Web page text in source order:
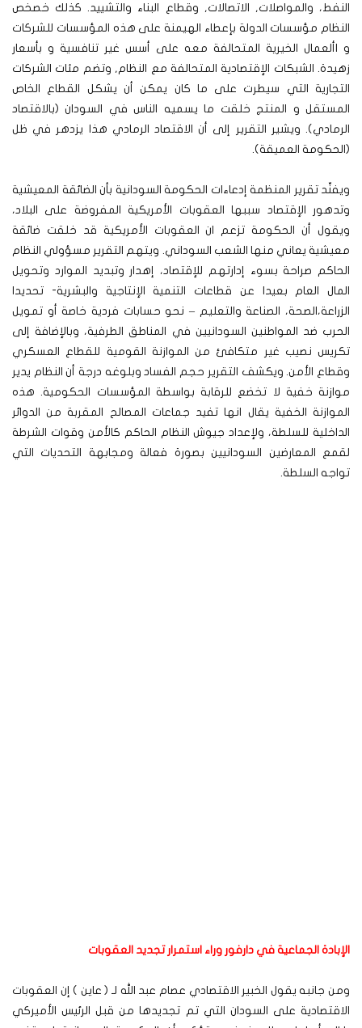
النفط، والمواصلات, الاتصالات, وقطاع البناء والتشييد. كذلك خصخص
النظام مؤسسات الدولة بإعطاء الهيمنة على هذه المؤسسات للشركات
و األعمال الخيرية المتحالفة معه على أسس غير تنافسية و بأسعار
زهيدة. الشبكات الإقتصادية المتحالفة مع النظام, وتضم مئات الشركات
التجارية التي سيطرت على ما كان يمكن أن يشكل القطاع الخاص
المستقل و المنتج خلقت ما يسميه الناس في السودان (بالاقتصاد
الرمادي). ويشير التقرير إلى أن الاقتصاد الرمادي هذا يزدهر في ظل
(الحكومة العميقة).
ويفنِّد تقرير المنظمة إدعاءات الحكومة السودانية بأن الضائقة المعيشية
وتدهور الإقتصاد سببها العقوبات الأمريكية المفروضة على البلاد،
ويقول أن الحكومة تزعم ان العقوبات الأمريكية قد خلقت ضائقة
معيشية يعاني منها الشعب السوداني. ويتهم التقرير مسؤولي النظام
الحاكم صراحة بسوء إدارتهم للإقتصاد، إهدار وتبديد الموارد وتحويل
المال العام بعيدا عن قطاعات التنمية الإنتاجية والبشرية- تحديدا
الزراعة،الصحة، الصناعة والتعليم – نحو حسابات فردية خاصة أو تمويل
الحرب ضد المواطنين السودانيين في المناطق الطرفية، وبالإضافة إلى
تكريس نصيب غير متكافئ من الموازنة القومية للقطاع العسكري
وقطاع الأمن. ويكشف التقرير حجم الفساد وبلوغه درجة أن النظام يدير
موازنة خفية لا تخضع للرقابة بواسطة المؤسسات الحكومية. هذه
الموازنة الخفية يقال انها تفيد جماعات المصالح المقربة من الدوائر
الداخلية للسلطة، ولإعداد جيوش النظام الحاكم كالأمن وقوات الشرطة
لقمع المعارضين السودانيين بصورة فعالة ومجابهة التحديات التي
تواجه السلطة.
الإبادة الجماعية في دارفور وراء استمرار تجديد العقوبات
ومن جانبه يقول الخبير الاقتصادي عصام عبد الله لـ ( عاين ) إن العقوبات
الاقتصادية على السودان التي تم تجديدها من قبل الرئيس الأميركي